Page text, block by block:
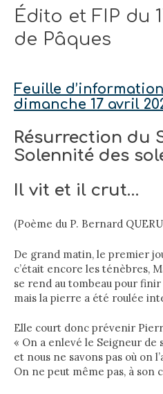
Édito et FIP du
de Pâques
Feuille
dimanche 17 avril
Résurrection du
Solennité des
Il vit et il crut…
(Poème du P. Bernard
De grand matin, le premier
c’était encore les ténèbres,
se rend au tombeau pour
mais la pierre a été roulée
Elle court donc prévenir
« On a enlevé le Seigneur de
et nous ne savons pas où on
On ne peut même pas, à son